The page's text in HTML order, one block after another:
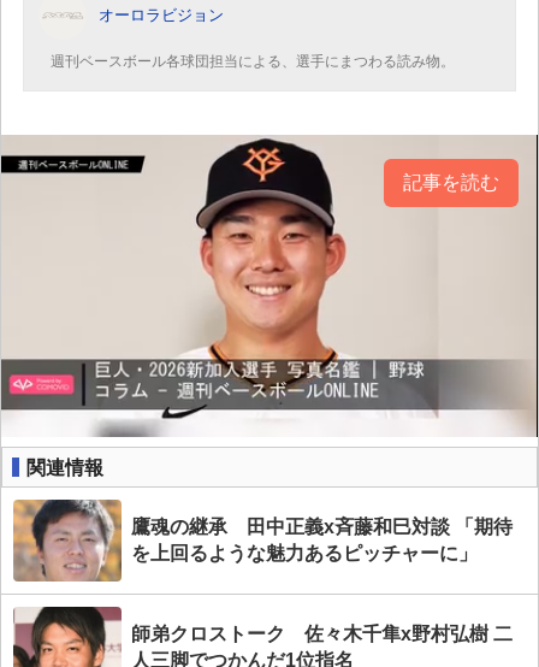
オーロラビジョン
週刊ベースボール各球団担当による、選手にまつわる読み物。
記事を読む
関連情報
鷹魂の継承 田中正義x斉藤和巳対談 「期待
を上回るような魅力あるピッチャーに」
師弟クロストーク 佐々木千隼x野村弘樹 二
人三脚でつかんだ1位指名